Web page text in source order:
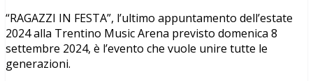
“RAGAZZI IN FESTA”, l’ultimo appuntamento dell’estate
2024 alla Trentino Music Arena previsto domenica 8
settembre 2024, è l’evento che vuole unire tutte le
generazioni.